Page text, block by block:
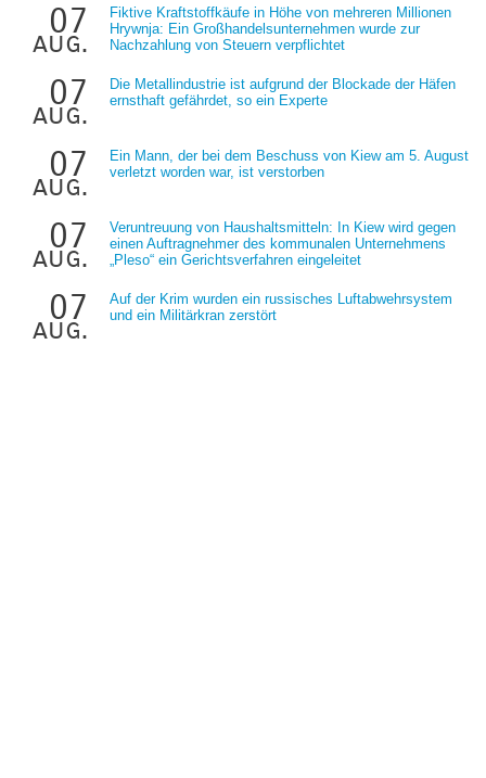
07
aug.
Fiktive Kraftstoffkäufe in Höhe von mehreren Millionen
Hrywnja: Ein Großhandelsunternehmen wurde zur
Nachzahlung von Steuern verpflichtet
07
aug.
Die Metallindustrie ist aufgrund der Blockade der Häfen
ernsthaft gefährdet, so ein Experte
07
aug.
Ein Mann, der bei dem Beschuss von Kiew am 5. August
verletzt worden war, ist verstorben
07
aug.
Veruntreuung von Haushaltsmitteln: In Kiew wird gegen
einen Auftragnehmer des kommunalen Unternehmens
„Pleso“ ein Gerichtsverfahren eingeleitet
07
aug.
Auf der Krim wurden ein russisches Luftabwehrsystem
und ein Militärkran zerstört